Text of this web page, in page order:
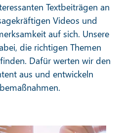
Textbeiträgen an
Videos und
auf sich. Unsere
die richtigen Themen
Dafür werten wir den
aus und entwickeln